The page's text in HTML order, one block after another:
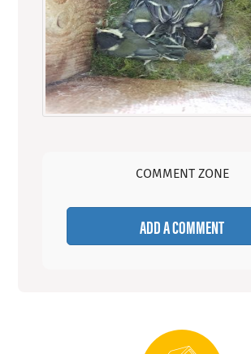
COMMENT ZONE
ADD A COMMENT